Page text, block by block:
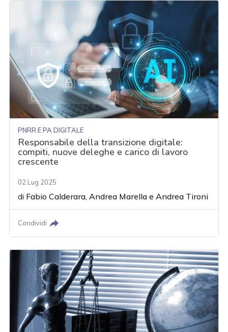
PNRR E PA DIGITALE
Responsabile della transizione digitale:
compiti, nuove deleghe e carico di lavoro
crescente
02 Lug 2025
di Fabio Calderara ,Andrea Marella eAndrea Tironi
Condividi